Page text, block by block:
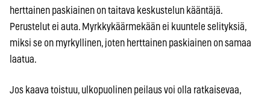
herttainen paskiainen on taitava keskustelun kääntäjä.
Perustelut ei auta. Myrkkykäärmekään ei kuuntele selityksiä,
miksi se on myrkyllinen, joten herttainen paskiainen on samaa
laatua.
Jos kaava toistuu, ulkopuolinen peilaus voi olla ratkaisevaa,